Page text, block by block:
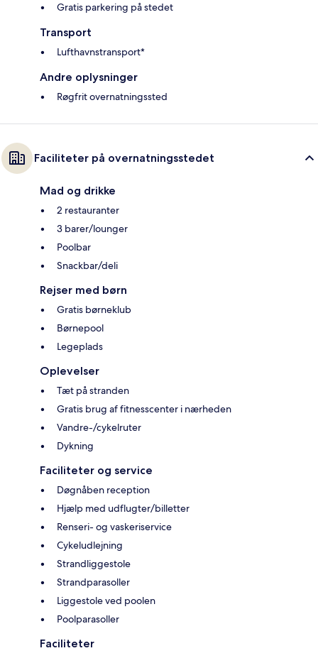
Gratis parkering på stedet
Transport
Lufthavnstransport*
Andre oplysninger
Røgfrit overnatningssted
Faciliteter på overnatningsstedet
Mad og drikke
2 restauranter
3 barer/lounger
Poolbar
Snackbar/deli
Rejser med børn
Gratis børneklub
Børnepool
Legeplads
Oplevelser
Tæt på stranden
Gratis brug af fitnesscenter i nærheden
Vandre-/cykelruter
Dykning
Faciliteter og service
Døgnåben reception
Hjælp med udflugter/billetter
Renseri- og vaskeriservice
Cykeludlejning
Strandliggestole
Strandparasoller
Liggestole ved poolen
Poolparasoller
Faciliteter